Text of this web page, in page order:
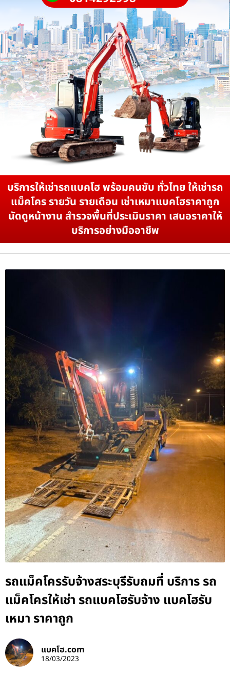
บริการให้เช่ารถแบคโฮ พร้อมคนขับ ทั่วไทย ให้เช่ารถ
แม็คโคร รายวัน รายเดือน เช่าเหมาแบคโฮราคาถูก
นัดดูหน้างาน สำรวจพื้นที่ประเมินราคา เสนอราคาให้
บริการอย่างมืออาชีพ
รถแม็คโครรับจ้างสระบุรีรับถมที่ บริการ รถ
แม็คโครให้เช่า รถแบคโฮรับจ้าง แบคโฮรับ
เหมา ราคาถูก
แบคโฮ.com
18/03/2023